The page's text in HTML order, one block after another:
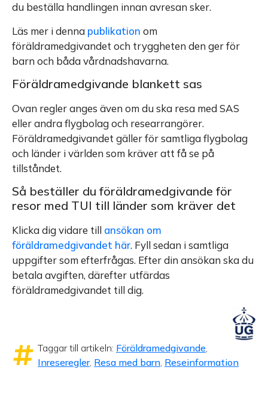
du beställa handlingen innan avresan sker.
Läs mer i denna publikation om
föräldramedgivandet och tryggheten den ger för
barn och båda vårdnadshavarna.
Föräldramedgivande blankett sas
Ovan regler anges även om du ska resa med SAS
eller andra flygbolag och researrangörer.
Föräldramedgivandet gäller för samtliga flygbolag
och länder i världen som kräver att få se på
tillståndet.
Så beställer du föräldramedgivande för
resor med TUI till länder som kräver det
Klicka dig vidare till ansökan om
föräldramedgivandet här. Fyll sedan i samtliga
uppgifter som efterfrågas. Efter din ansökan ska du
betala avgiften, därefter utfärdas
föräldramedgivandet till dig.
Taggar till artikeln: Föräldramedgivande
Inreseregler, Resa med barn Reseinformation